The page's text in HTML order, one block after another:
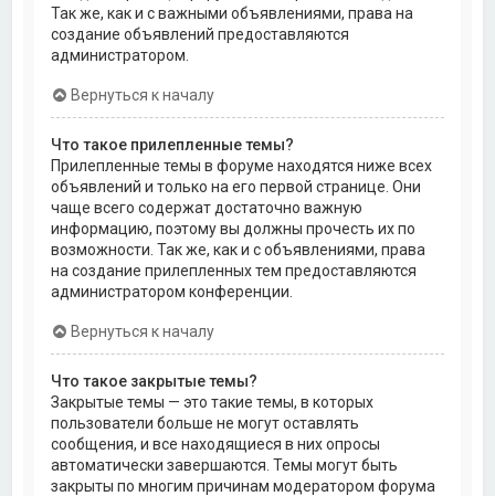
Так же, как и с важными объявлениями, права на
создание объявлений предоставляются
администратором.
Вернуться к началу
Что такое прилепленные темы?
Прилепленные темы в форуме находятся ниже всех
объявлений и только на его первой странице. Они
чаще всего содержат достаточно важную
информацию, поэтому вы должны прочесть их по
возможности. Так же, как и с объявлениями, права
на создание прилепленных тем предоставляются
администратором конференции.
Вернуться к началу
Что такое закрытые темы?
Закрытые темы — это такие темы, в которых
пользователи больше не могут оставлять
сообщения, и все находящиеся в них опросы
автоматически завершаются. Темы могут быть
закрыты по многим причинам модератором форума